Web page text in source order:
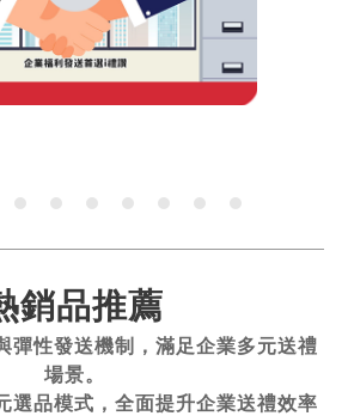
銷品推薦
彈性發送機制，滿足企業多元送禮
場景。
選品模式，全面提升企業送禮效率